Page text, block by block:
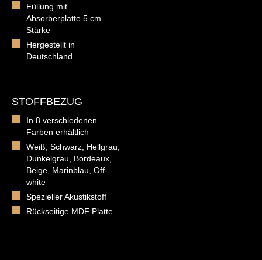
Füllung mit
Absorberplatte 5 cm
Stärke
Hergestellt in
Deutschland
STOFFBEZUG
In 8 verschiedenen
Farben erhältlich
Weiß, Schwarz, Hellgrau,
Dunkelgrau, Bordeaux,
Beige, Marinblau, Off-
white
Spezieller Akustikstoff
Rückseitige MDF Platte